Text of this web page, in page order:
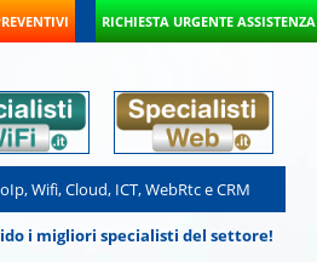
RICHIESTA URGENTE ASSISTENZA
Wifi, Cloud, ICT, WebRtc e CRM
i migliori specialisti del settore!